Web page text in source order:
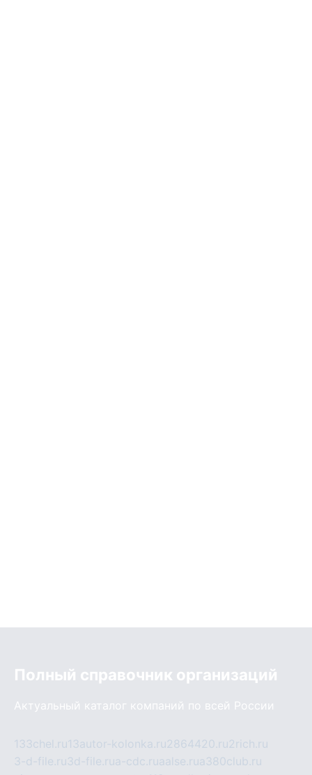
Полный справочник организаций
Актуальный каталог компаний по всей России
133chel.ru13autor-kolonka.ru2864420.ru2rich.ru
3-d-file.ru3d-file.rua-cdc.ruaalse.rua380club.ru